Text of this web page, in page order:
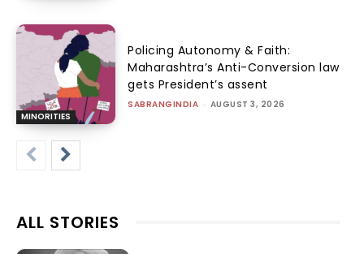
MINORITIES
Policing Autonomy & Faith:
Maharashtra’s Anti-Conversion law
gets President’s assent
SABRANGINDIA - AUGUST 3, 2026
ALL STORIES